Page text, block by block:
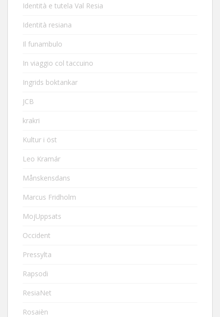
Identità e tutela Val Resia
Identità resiana
Il funambulo
In viaggio col taccuino
Ingrids boktankar
JCB
krakri
Kultur i öst
Leo Kramár
Månskensdans
Marcus Fridholm
MojUppsats
Occident
Pressylta
Rapsodi
ResiaNet
Rosaièn